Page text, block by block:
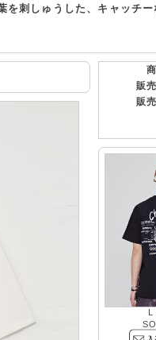
刺しゅうした、キャッチー
販
販
L